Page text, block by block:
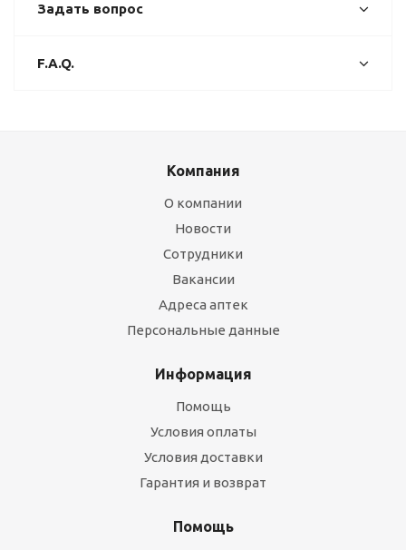
Задать вопрос
F.A.Q.
Компания
О компании
Новости
Сотрудники
Вакансии
Адреса аптек
Персональные данные
Информация
Помощь
Условия оплаты
Условия доставки
Гарантия и возврат
Помощь